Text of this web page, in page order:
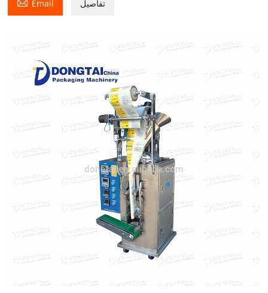
Email تفاصيل